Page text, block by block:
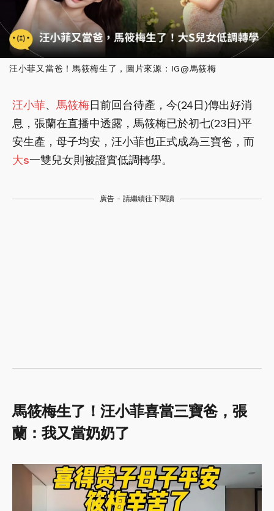
汪小菲又當爸！馬筱梅生了，圖片來源：IG@馬筱梅
汪小菲、 馬筱梅日前回台待產，今(24日)傳出好消
息，張蘭在直播中透露，馬筱梅已於初七(23日)平
安生產，母子均安，汪小菲也正式成為三寶爸，而
大s一雙兒女則被證實低調轉學。
廣告 - 請繼續往下閱讀
馬筱梅生了！汪小菲喜當三寶爸，張
蘭：我又當奶奶了